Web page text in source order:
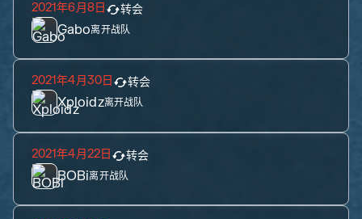
2021年6月8日 转会
Gabo离开战队
2021年4月30日 转会
Xploidz离开战队
2021年4月22日 转会
BOBi离开战队